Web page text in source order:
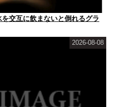
を交互に飲まないと倒れるグラ
2026-08-08